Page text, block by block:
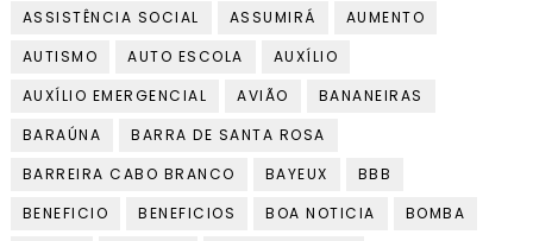
ASSISTÊNCIA SOCIAL
ASSUMIRÁ
AUMENTO
AUTISMO
AUTO ESCOLA
AUXÍLIO
AUXÍLIO EMERGENCIAL
AVIÃO
BANANEIRAS
BARAÚNA
BARRA DE SANTA ROSA
BARREIRA CABO BRANCO
BAYEUX
BBB
BENEFICIO
BENEFICIOS BOA NOTICIA
BOMBA